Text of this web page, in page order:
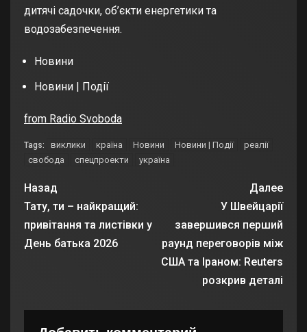
дитячі садочки, об’єкти енергетики та
водозабезпечення.
Новини
Новини | Події
from Radio Svoboda
Tags: виклики країна Новини Новини | Події
реалії
свобода
спецпроекти україна
Назад
Тату, ти – найкращий:
привітання та листівки у
День батька 2026
Далее
У Швейцарії
завершився перший
раунд переговорів між
США та Іраном: Reuters
розкрив деталі